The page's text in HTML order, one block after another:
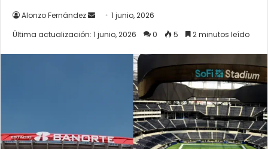
Alonzo Fernández
Send1 junio, 2026
Última actualización: 1 junio, 2026
0 5 2 minutos leído